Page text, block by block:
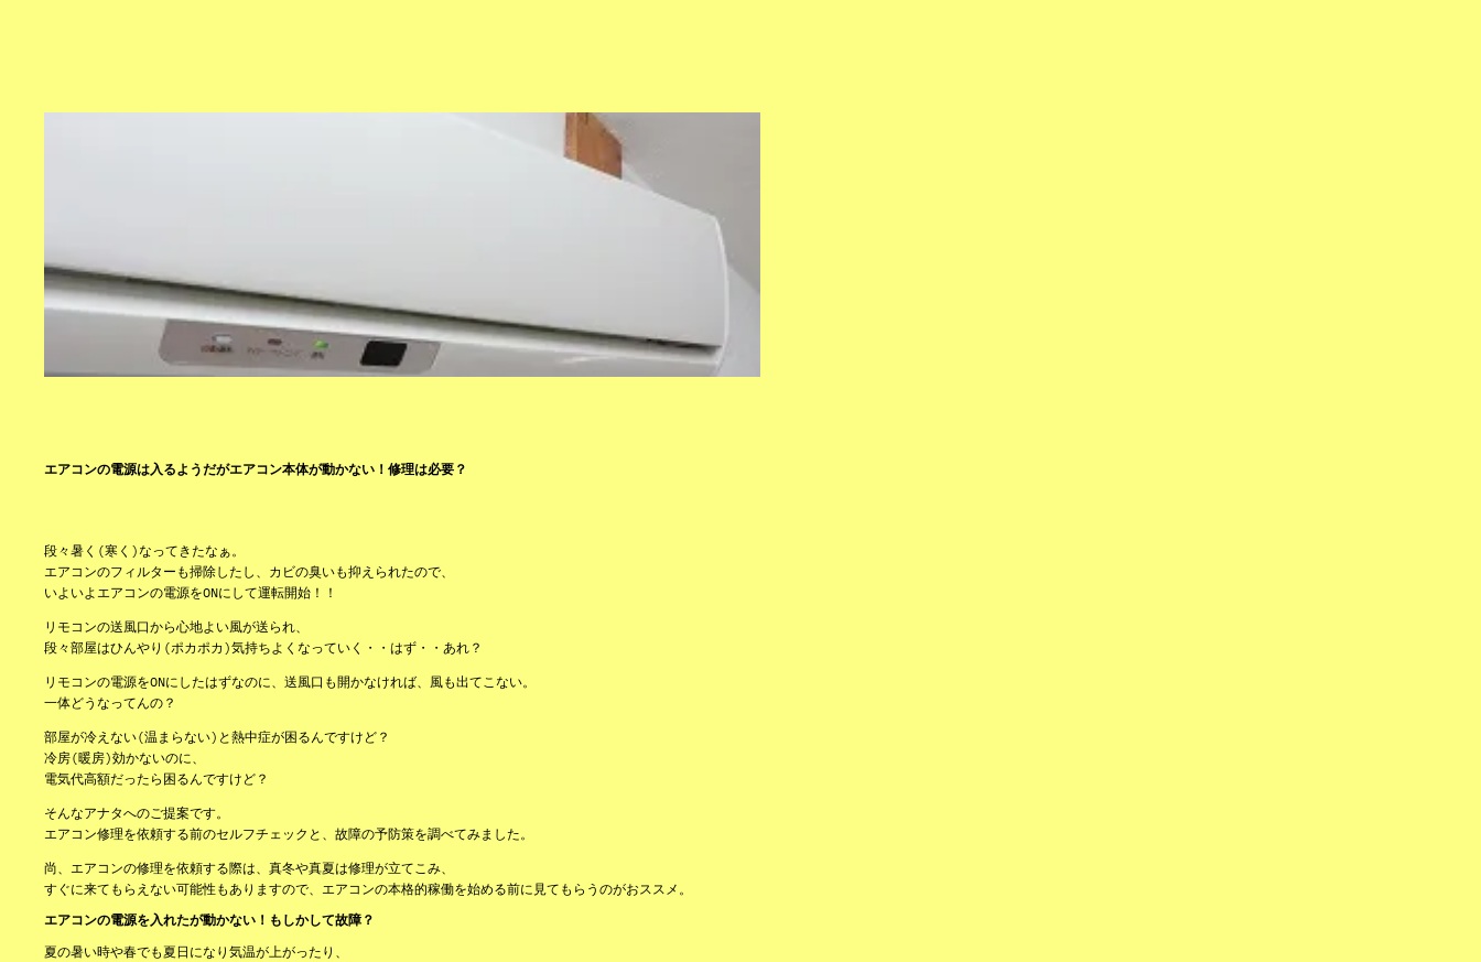
エアコンの電源は入るようだがエアコン本体が動かない！修理は必要？
段々暑く(寒く)なってきたなぁ。
エアコンのフィルターも掃除したし、カビの臭いも抑えられたので、
いよいよエアコンの電源をONにして運転開始！！
リモコンの送風口から心地よい風が送られ、
段々部屋はひんやり(ポカポカ)気持ちよくなっていく・・はず・・あれ？
リモコンの電源をONにしたはずなのに、送風口も開かなければ、風も出てこない。
一体どうなってんの？
部屋が冷えない(温まらない)と熱中症が困るんですけど？
冷房(暖房)効かないのに、
電気代高額だったら困るんですけど？
そんなアナタへのご提案です。
エアコン修理を依頼する前のセルフチェックと、故障の予防策を調べてみました。
尚、エアコンの修理を依頼する際は、真冬や真夏は修理が立てこみ、
すぐに来てもらえない可能性もありますので、エアコンの本格的稼働を始める前に見てもらうのがおススメ。
エアコンの電源を入れたが動かない！もしかして故障？
夏の暑い時や春でも夏日になり気温が上がったり、